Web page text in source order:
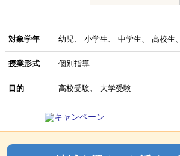
対象学年 幼児 小学生 中学生 高校生
授業形式 個別指導
目的 高校受験 大学受験